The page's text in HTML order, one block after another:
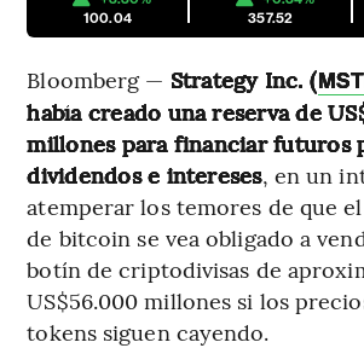
100.04
357.52
Bloomberg — Strategy Inc. (
había creado una reserva de
millones para financiar futuros
dividendos e intereses, en un
atemperar los temores de que
de bitcoin se vea obligado a
botín de criptodivisas de
US$56.000 millones si los
tokens siguen cayendo.